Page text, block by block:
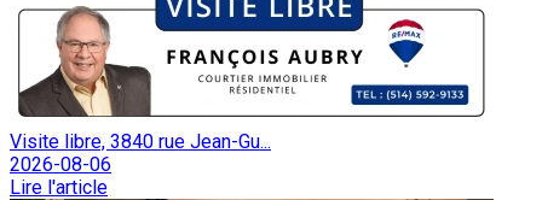
Visite libre, 3840 rue Jean-Gu...
2026-08-06
Lire l'article